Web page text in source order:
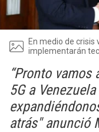
En medio de
implementarán
“Pronto
5G a
atrás" anunció